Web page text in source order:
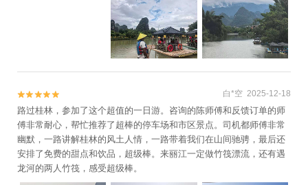

 白*空 2025-12-18
路过桂林，参加了这个超值的一日游。咨询的陈师傅和反馈订单的师
傅非常耐心，帮忙推荐了超棒的停车场和市区景点。司机都师傅非常
幽默，一路讲解桂林的风土人情，一路带着我们在山间驰骋，最后还
安排了免费的甜点和饮品，超级棒。来丽江一定做竹筏漂流，还有遇
龙河的两人竹筏，感受超级棒。